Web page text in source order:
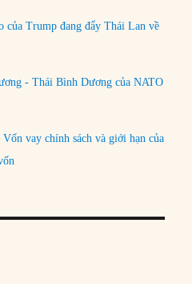
của Trump đang đẩy Thái Lan về
- Thái Bình Dương của NATO
vay chính sách và giới hạn của